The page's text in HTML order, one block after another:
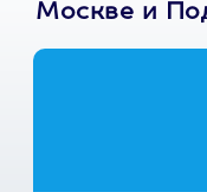
Москве и